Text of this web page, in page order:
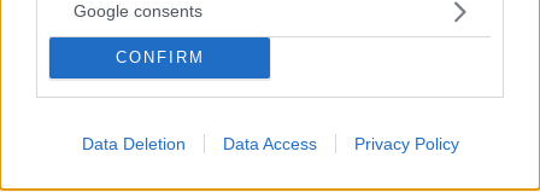
Google consents
CONFIRM
Data Deletion Data Access Privacy Policy